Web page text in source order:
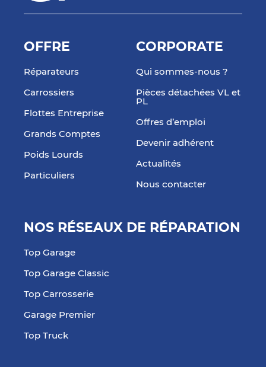
OFFRE
Réparateurs
Carrossiers
Flottes Entreprise
Grands Comptes
Poids Lourds
Particuliers
CORPORATE
Qui sommes-nous ?
Pièces détachées VL et
PL
Offres d’emploi
Devenir adhérent
Actualités
Nous contacter
NOS RÉSEAUX DE RÉPARATION
Top Garage
Top Garage Classic
Top Carrosserie
Garage Premier
Top Truck